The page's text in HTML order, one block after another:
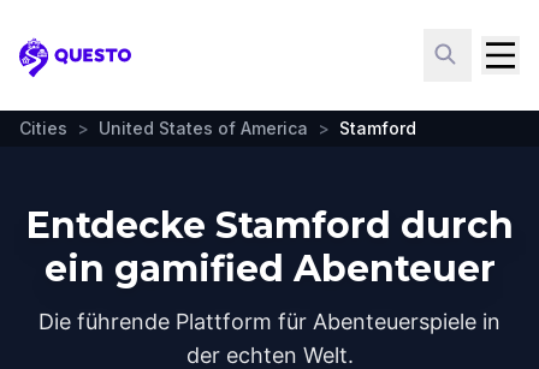
Questo
Cities > United States of America > Stamford
Entdecke Stamford durch
ein gamified Abenteuer
Die führende Plattform für Abenteuerspiele in
der echten Welt.